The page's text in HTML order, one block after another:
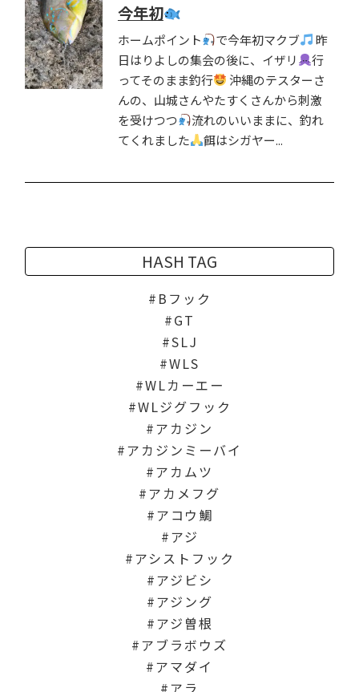
今年初
ホームポイント で今年初マクブ
昨
日はりよしの集会の後に、イザリ
行
ってそのまま釣行
沖縄のテスターさ
んの、山城さんやたすくさんから刺激
を受けつつ
流れのいいままに、釣れ
てくれました
餌はシガヤー...
HASH TAG
Bフック
GT
SLJ
WLS
WLカーエー
WLジグフック
アカジン
アカジンミーバイ
アカムツ
アカメフグ
アコウ鯛
アジ
アシストフック
アジビシ
アジング
アジ曽根
アブラボウズ
アマダイ
アラ